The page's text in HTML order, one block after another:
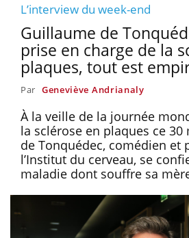
L’interview du week-end
Guillaume de
prise en charge de la
plaques, tout est
Par Geneviève Andrianaly
À la veille de la journée
la sclérose en plaques ce
de Tonquédec, comédien et
l’Institut du cerveau, se
maladie dont souffre sa